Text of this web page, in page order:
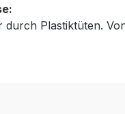
durch Plastiktüten.